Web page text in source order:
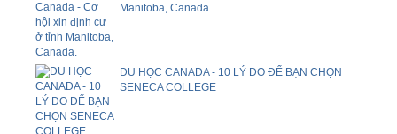
Manitoba, Canada.
DU HỌC CANADA - 10 LÝ DO ĐỂ BẠN CHỌN
SENECA COLLEGE